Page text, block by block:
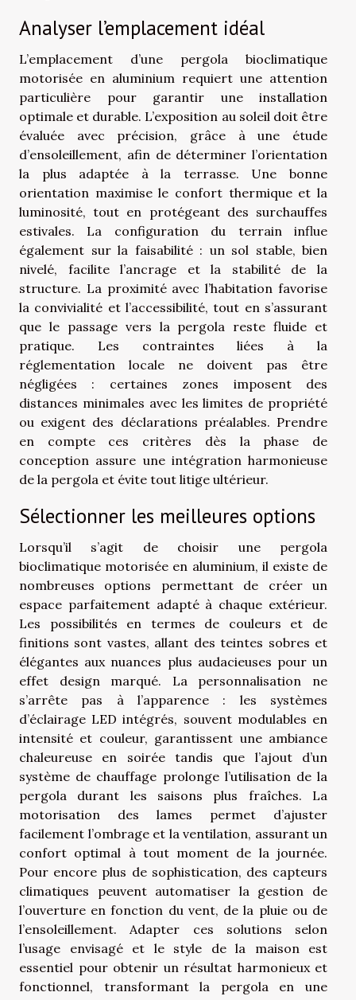
Analyser l’emplacement idéal
L’emplacement d’une pergola bioclimatique
motorisée en aluminium requiert une attention
particulière pour garantir une installation
optimale et durable. L’exposition au soleil doit être
évaluée avec précision, grâce à une étude
d’ensoleillement, afin de déterminer l’orientation
la plus adaptée à la terrasse. Une bonne
orientation maximise le confort thermique et la
luminosité, tout en protégeant des surchauffes
estivales. La configuration du terrain influe
également sur la faisabilité : un sol stable, bien
nivelé, facilite l’ancrage et la stabilité de la
structure. La proximité avec l’habitation favorise
la convivialité et l’accessibilité, tout en s’assurant
que le passage vers la pergola reste fluide et
pratique. Les contraintes liées à la
réglementation locale ne doivent pas être
négligées : certaines zones imposent des
distances minimales avec les limites de propriété
ou exigent des déclarations préalables. Prendre
en compte ces critères dès la phase de
conception assure une intégration harmonieuse
de la pergola et évite tout litige ultérieur.
Sélectionner les meilleures options
Lorsqu’il s’agit de choisir une pergola
bioclimatique motorisée en aluminium, il existe de
nombreuses options permettant de créer un
espace parfaitement adapté à chaque extérieur.
Les possibilités en termes de couleurs et de
finitions sont vastes, allant des teintes sobres et
élégantes aux nuances plus audacieuses pour un
effet design marqué. La personnalisation ne
s’arrête pas à l’apparence : les systèmes
d’éclairage LED intégrés, souvent modulables en
intensité et couleur, garantissent une ambiance
chaleureuse en soirée tandis que l’ajout d’un
système de chauffage prolonge l’utilisation de la
pergola durant les saisons plus fraîches. La
motorisation des lames permet d’ajuster
facilement l’ombrage et la ventilation, assurant un
confort optimal à tout moment de la journée.
Pour encore plus de sophistication, des capteurs
climatiques peuvent automatiser la gestion de
l’ouverture en fonction du vent, de la pluie ou de
l’ensoleillement. Adapter ces solutions selon
l’usage envisagé et le style de la maison est
essentiel pour obtenir un résultat harmonieux et
fonctionnel, transformant la pergola en une